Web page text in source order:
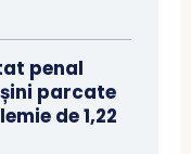
penal
parcate
de 1,22